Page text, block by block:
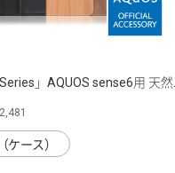
」AQUOS sense6用 天然...
ケース）